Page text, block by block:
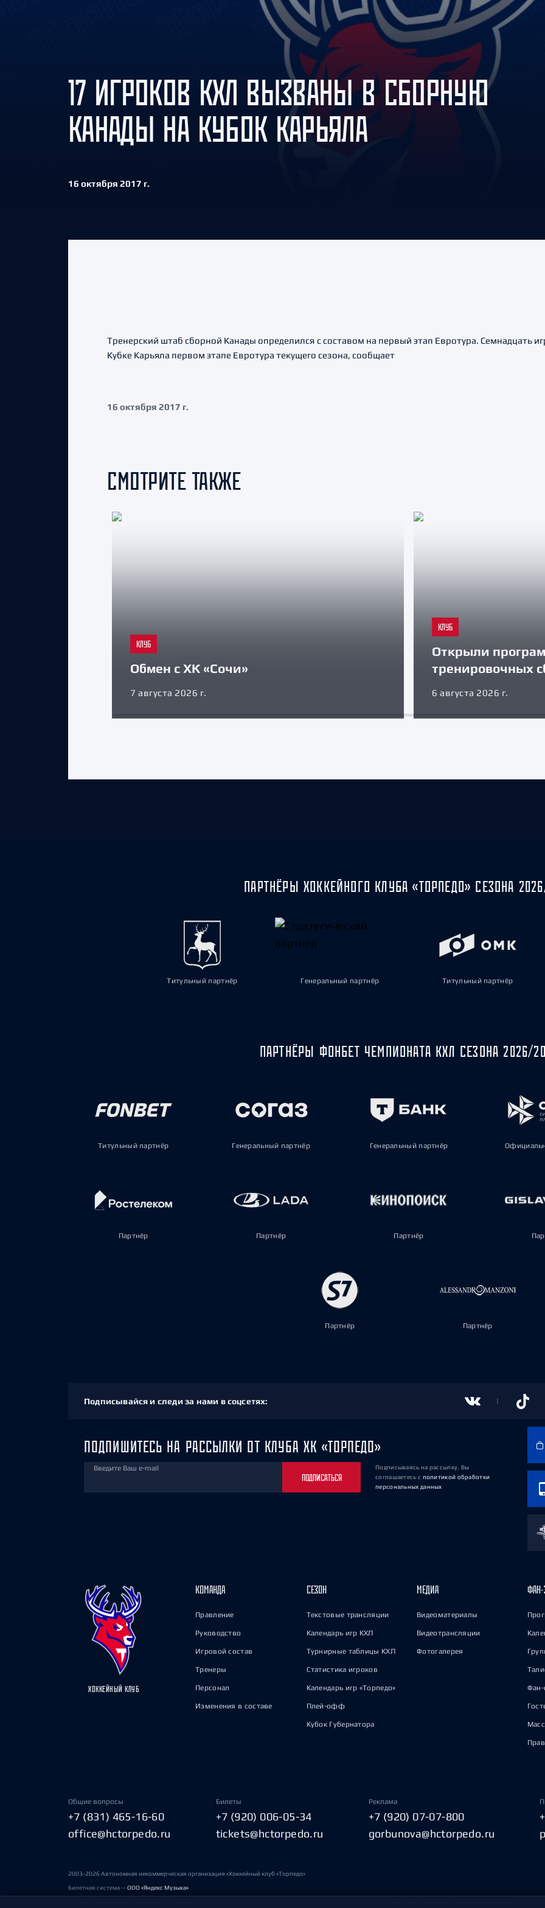
Амур
Барыс
Салават Юлаев
Сибирь
17 ИГРОКОВ КХЛ ВЫЗВАНЫ В СБОРНУЮ
КАНАДЫ НА КУБОК КАРЬЯЛА
16 октября 2017 г.
Тренерский штаб сборной Канады определился с составом на первый этап Евротура. Семнадцать
Кубке Карьяла первом этапе Евротура текущего сезона, сообщает
16 октября 2017 г.
СМОТРИТЕ ТАКЖЕ
КЛУБ
Обмен с ХК «Сочи»
7 августа 2026 г.
КЛУБ
Открыли
тренировочных
6 августа 2026 г.
ПАРТНЁРЫ ХОККЕЙНОГО КЛУБА «ТОРПЕДО» СЕЗОНА
Титульный партнёр Генеральный партнёр Титульный партнёр
ПАРТНЁРЫ ФОНБЕТ ЧЕМПИОНАТА КХЛ СЕЗОНА 2026/
Титульный партнёр Генеральный партнёр Генеральный партнёр
Партнёр Партнёр Партнёр
Партнёр Партнёр
Подписывайся и следи за нами в соцсетях:
ПОДПИШИТЕСЬ НА РАССЫЛКИ ОТ КЛУБА ХК «ТОРПЕДО»
Введите Ваш e-mail
ПОДПИСАТЬСЯ
Подписываясь на рассылку, Вы
соглашаетесь с политикой обработки
персональных данных
ХОККЕЙНЫЙ КЛУБ
КОМАНДА
Правление
Руководство
Игровой состав
Тренеры
Персонал
Изменения в составе
СЕЗОН
Текстовые трансляции
Календарь игр КХЛ
Турнирные таблицы КХЛ
Статистика игроков
Календарь игр «Торпедо»
Плей-офф
Кубок Губернатора
МЕДИА
Видеоматериалы
Видеотрансляции
Фотогалерея
ФАН-
Фан-
Общие вопросы
+7 (831) 465-16-60
office@hctorpedo.ru
Билеты
+7 (920) 006-05-34
tickets@hctorpedo.ru
Реклама
+7 (920) 07-07-800
gorbunova@hctorpedo.ru
2003-2026 Автономная некоммерческая организация «Хоккейный клуб «Торпедо»
Билетная система —ООО «Яндекс Музыка»